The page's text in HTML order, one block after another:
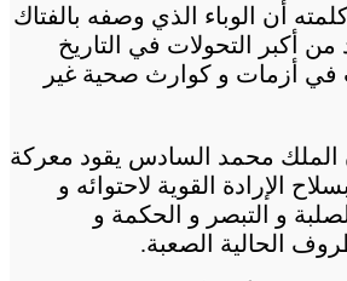
أن الوباء الذي وصفه بالفتاك
أكبر التحولات في التاريخ
في أزمات و كوارث صحية غير
محمد السادس يقود معركة
الإرادة القوية لاحتوائه و
و التبصر و الحكمة و
الحالية الصعبة.